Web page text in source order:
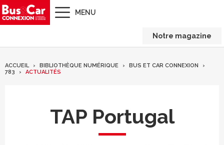
MENU
Notre magazine
ACCUEIL BIBLIOTHÈQUE NUMÉRIQUE
BUS ET CAR CONNEXION
783
ACTUALITÉS
TAP Portugal